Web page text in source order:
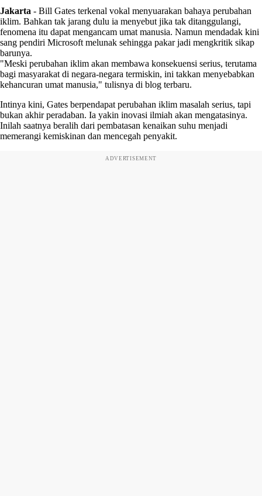
Jakarta - Bill Gates terkenal vokal menyuarakan bahaya perubahan
iklim. Bahkan tak jarang dulu ia menyebut jika tak ditanggulangi,
fenomena itu dapat mengancam umat manusia. Namun mendadak kini
sang pendiri Microsoft melunak sehingga pakar jadi mengkritik sikap
barunya.
"Meski perubahan iklim akan membawa konsekuensi serius, terutama
bagi masyarakat di negara-negara termiskin, ini takkan menyebabkan
kehancuran umat manusia," tulisnya di blog terbaru.
Intinya kini, Gates berpendapat perubahan iklim masalah serius, tapi
bukan akhir peradaban. Ia yakin inovasi ilmiah akan mengatasinya.
Inilah saatnya beralih dari pembatasan kenaikan suhu menjadi
memerangi kemiskinan dan mencegah penyakit.
ADVERTISEMENT